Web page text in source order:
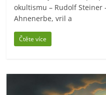
okultismu – Rudolf Steiner
Ahnenerbe, vril a
Čtěte více